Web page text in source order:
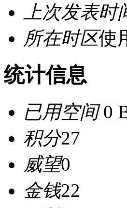
上次发表时
所在时区使
统计信息
已用空间0
积分27
威望0
金钱22